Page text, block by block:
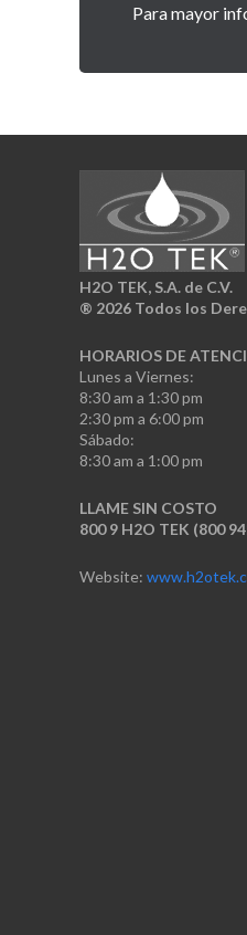
Para mayor
H2O TEK, S.A. de C.V.
® 2026 Todos los
HORARIOS DE
Lunes a Viernes:
8:30 am a 1:30 pm
2:30 pm a 6:00 pm
Sábado:
8:30 am a 1:00 pm
LLAME SIN COSTO
800 9 H2O TEK (800
Website: